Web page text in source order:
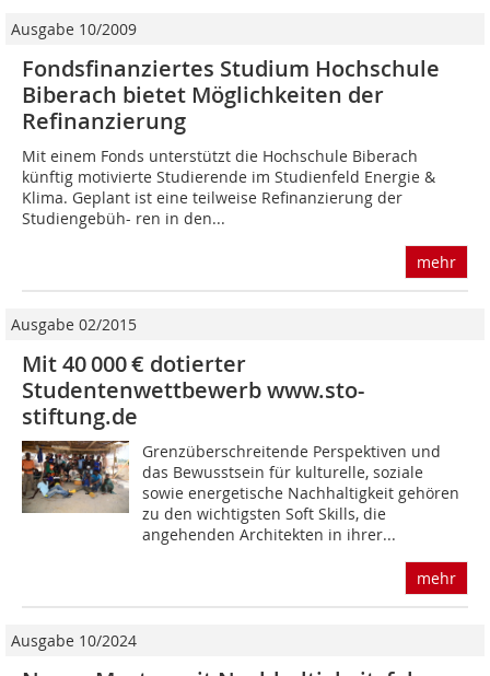
Ausgabe 10/2009
Fondsfinanziertes Studium Hochschule
Biberach bietet Möglichkeiten der
Refinanzierung
Mit einem Fonds unterstützt die Hochschule Biberach
künftig motivierte Studierende im Studienfeld Energie &
Klima. Geplant ist eine teilweise Refinanzierung der
Studiengebüh- ren in den...
mehr
Ausgabe 02/2015
Mit 40 000 € dotierter
Studentenwettbewerb www.sto-
stiftung.de
Grenzüberschreitende Perspektiven und
das Bewusstsein für kulturelle, soziale
sowie energetische Nachhaltigkeit gehören
zu den wichtigsten Soft Skills, die
angehenden Architekten in ihrer...
mehr
Ausgabe 10/2024